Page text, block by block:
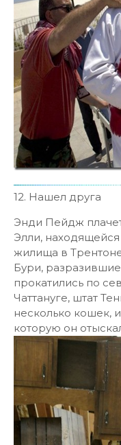
12. Нашел друга
Энди Пейдж
Элли,
жилища в
Бури,
прокатились по
Чаттануге, штат
несколько кошек,
которую он